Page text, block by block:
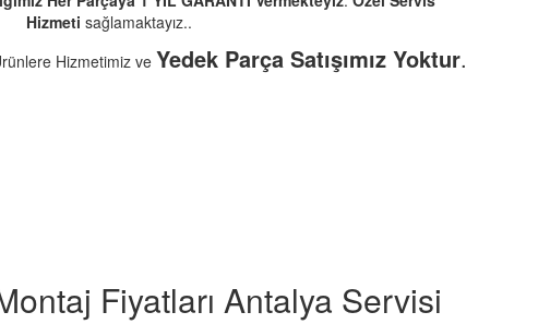
Hizmeti sağlamaktayız..
Hizmetimiz ve Yedek Parça Satışımız Yoktur.
Fiyatları Antalya Servisi